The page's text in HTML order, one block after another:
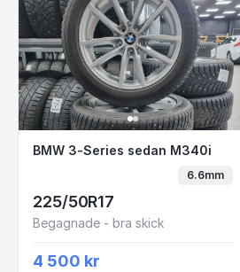
BMW 3-Series sedan M340i
BMW 3-Series sedan M340i
6.6mm
225/50R17
Begagnade - bra skick
4 500 kr